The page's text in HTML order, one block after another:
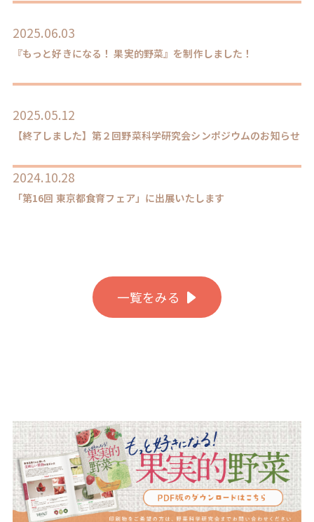
2025.06.03
『もっと好きになる！ 果実的野菜』を制作しました！
2025.05.12
【終了しました】第２回野菜科学研究会シンポジウムのお知らせ
2024.10.28
「第16回 東京都食育フェア」に出展いたします
一覧をみる